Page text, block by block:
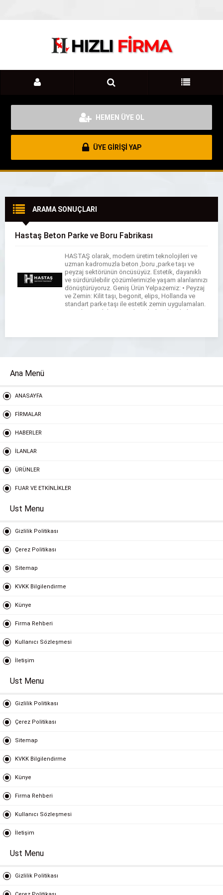
HEMEN ÜYE OL
ÜYE GİRİŞİ YAP
ARAMA SONUÇLARI
Hastaş Beton Parke ve Boru Fabrikası
HASTAŞ olarak, modern üretim teknolojileri ve
uzman kadromuzla beton ,boru ,parke taşı ve
peyzaj sektörünün öncüsüyüz. Estetik, dayanıklı
ve sürdürülebilir çözümlerimizle yaşam alanlarınızı
dönüştürüyoruz. Geniş Ürün Yelpazemiz: • Peyzaj
ve Zemin: Kilit taşı, begonit, elips, Hollanda ve
standart parke taşı ile estetik zemin uygulamaları.
• Bordür ve Oluk: Karayolu ve bahçe bordürleri,
Ana Menü
ANASAYFA
FİRMALAR
HABERLER
İLANLAR
ÜRÜNLER
FUAR VE ETKİNLİKLER
Ust Menu
Gizlilik Politikası
Çerez Politikası
Sitemap
KVKK Bilgilendirme
Künye
Firma Rehberi
Kullanıcı Sözleşmesi
İletişim
Ust Menu
Gizlilik Politikası
Çerez Politikası
Sitemap
KVKK Bilgilendirme
Künye
Firma Rehberi
Kullanıcı Sözleşmesi
İletişim
Ust Menu
Gizlilik Politikası